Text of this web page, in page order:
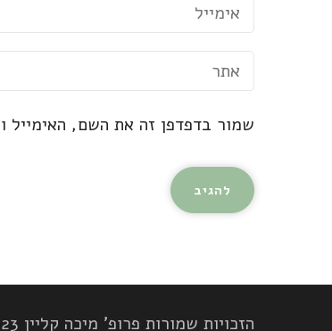
שמור בדפדפן זה את השם,
הזכויות שמורות פרופ' מיכה קליין 2023. כל הזכויות שמורות.